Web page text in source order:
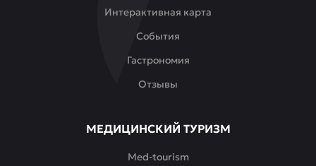
Интерактивная карта
События
Гастрономия
Отзывы
МЕДИЦИНСКИЙ ТУРИЗМ
Med-tourism